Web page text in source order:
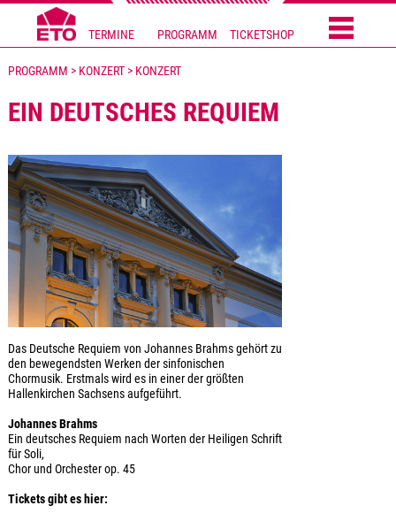
TERMINE PROGRAMM TICKETSHOP
PROGRAMM > KONZERT > KONZERT
EIN DEUTSCHES REQUIEM
Das Deutsche Requiem von Johannes Brahms gehört zu
den bewegendsten Werken der sinfonischen
Chormusik. Erstmals wird es in einer der größten
Hallenkirchen Sachsens aufgeführt.
Johannes Brahms
Ein deutsches Requiem nach Worten der Heiligen Schrift
für Soli,
Chor und Orchester op. 45
Tickets gibt es hier: